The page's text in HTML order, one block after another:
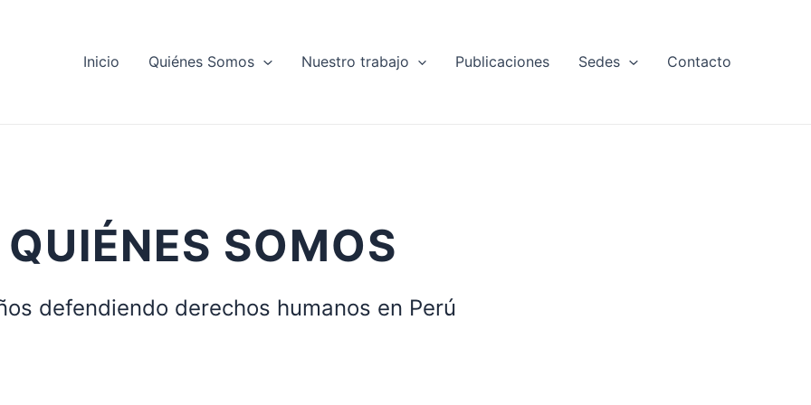
Inicio Quiénes Somos Nuestro trabajo Publicaciones Sedes Contacto
QUIÉNES SOMOS
defendiendo derechos humanos en Perú